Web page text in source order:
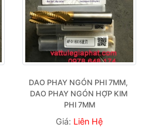
DAO PHAY NGÓN PHI 7MM,
DAO PHAY NGÓN HỢP KIM
PHI 7MM
Giá: Liên Hệ